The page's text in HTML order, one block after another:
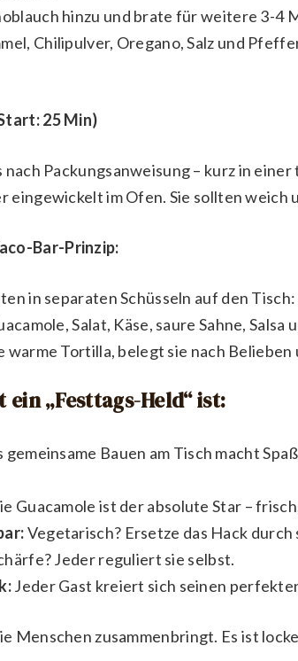
hinzu und brate für weitere 3-4
Chilipulver, Oregano, Salz und
25 Min)
Packungsanweisung – kurz in
eingewickelt im Ofen. Sie sollten weich
Bar-Prinzip:
in separaten Schüsseln auf den
Salat, Käse, saure Sahne, Salsa
warme Tortilla, belegt sie nach
ein „Festtags-Held“ ist:
gemeinsame Bauen am Tisch macht
Guacamole ist der absolute Star –
Vegetarisch? Ersetze das Hack
Jeder reguliert sie selbst.
Jeder Gast kreiert sich seinen
Menschen zusammenbringt. Es ist